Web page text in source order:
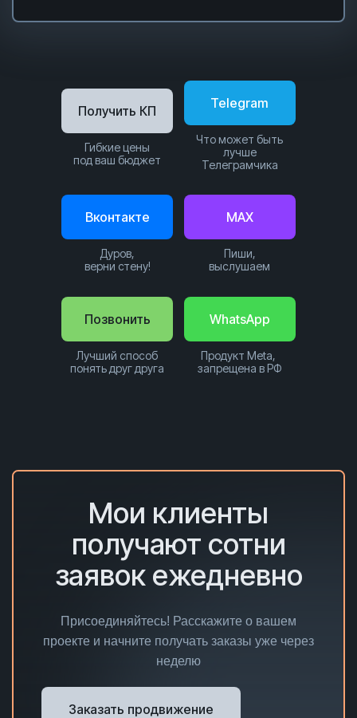
Позвонить
Лучший способ
понять друг друга
WhatsApp
Продукт Meta,
запрещена в РФ
Telegram
Что может быть
лучше
Телеграмчика
Вконтакте
Дуров,
верни стену!
Получить КП
Гибкие цены
под ваш бюджет
MAX
Пиши,
выслушаем
Мои клиенты
получают сотни
заявок ежедневно
Присоединяйтесь! Расскажите о вашем
проекте и начните получать заказы уже через
неделю
Заказать продвижение